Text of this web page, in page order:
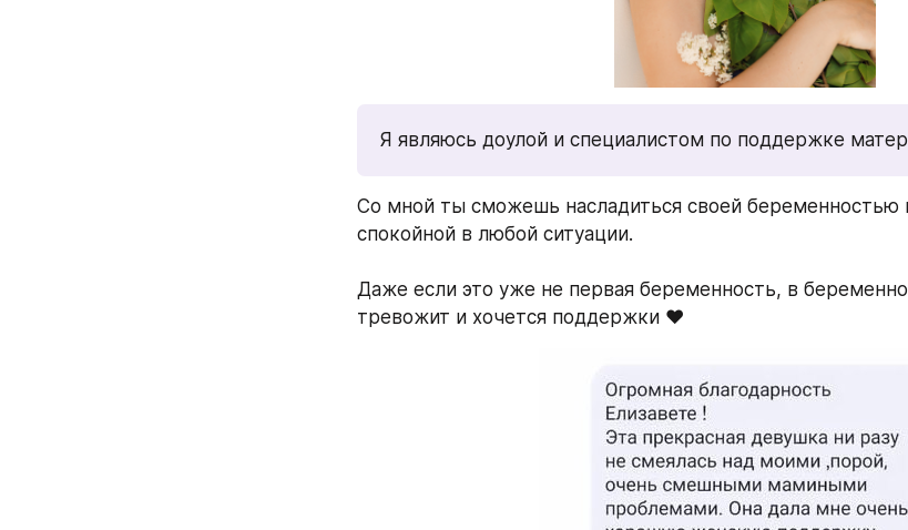
Я являюсь доулой и специалистом по поддержке
Со мной ты сможешь насладиться своей беременностью
спокойной в любой ситуации.
Даже если это уже не первая беременность, в
тревожит и хочется поддержки ❤️